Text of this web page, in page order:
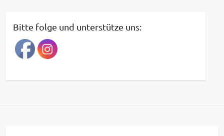
r
a
g
a
Bitte folge und unterstütze uns: